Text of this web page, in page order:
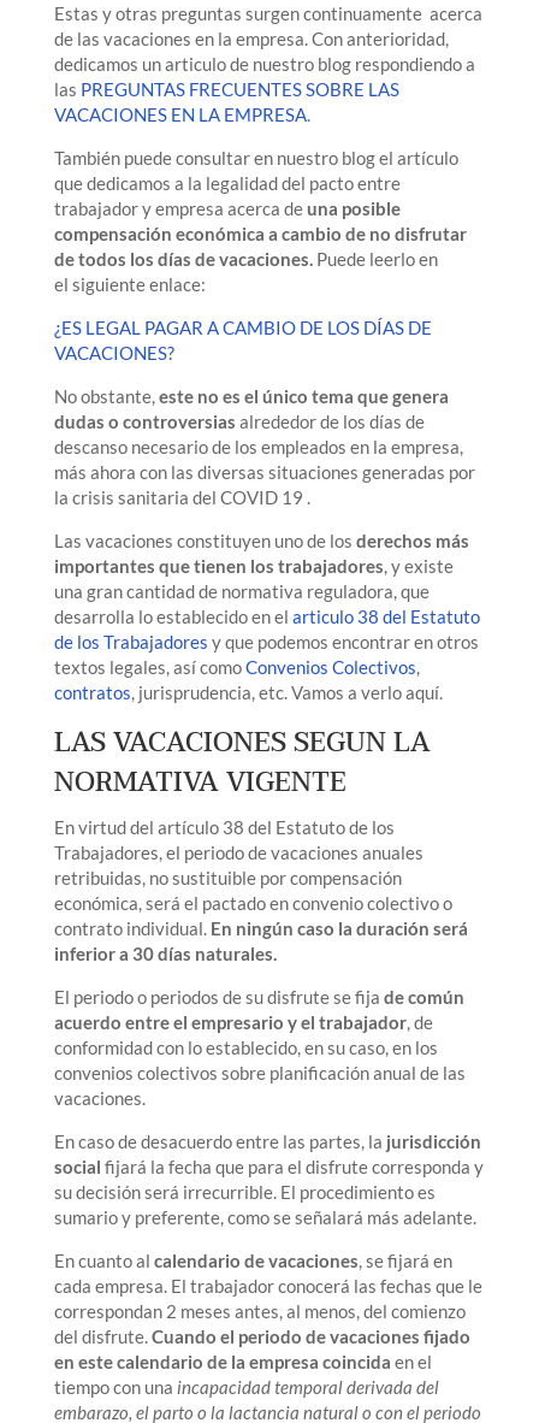
Estas y otras preguntas surgen continuamente acerca
de las vacaciones en la empresa. Con anterioridad,
dedicamos un articulo de nuestro blog respondiendo a
las PREGUNTAS FRECUENTES SOBRE LAS
VACACIONES EN LA EMPRESA.
También puede consultar en nuestro blog el artículo
que dedicamos a la legalidad del pacto entre
trabajador y empresa acerca deuna posible
compensación económica a cambio de no disfrutar
de todos los días de vacaciones. Puede leerlo en
el siguiente enlace:
¿ES LEGAL PAGAR A CAMBIO DE LOS DÍAS DE
VACACIONES?
No obstante,este no es el único tema que genera
dudas o controversias alrededor de los días de
descanso necesario de los empleados en la empresa,
más ahora con las diversas situaciones generadas por
la crisis sanitaria del COVID 19 .
Las vacaciones constituyen uno de los derechos más
importantes que tienen los trabajadores, y existe
una gran cantidad de normativa reguladora, que
desarrolla lo establecido en el articulo 38 del Estatuto
de los Trabajadores y que podemos encontrar en otros
textos legales, así comoConvenios Colectivos,
contratos, jurisprudencia, etc. Vamos a verlo aquí.
LAS VACACIONES SEGUN LA
NORMATIVA VIGENTE
En virtud del artículo 38 del Estatuto de los
Trabajadores, el periodo de vacaciones anuales
retribuidas, no sustituible por compensación
económica, será el pactado en convenio colectivo o
contrato individual. En ningún caso la duración será
inferior a 30 días naturales.
El periodo o periodos de su disfrute se fija de común
acuerdo entre el empresario y el trabajador, de
conformidad con lo establecido, en su caso, en los
convenios colectivos sobre planificación anual de las
vacaciones.
En caso de desacuerdo entre las partes, la jurisdicción
social fijará la fecha que para el disfrute corresponda y
su decisión será irrecurrible. El procedimiento es
sumario y preferente, como se señalará más adelante.
En cuanto al calendario de vacaciones, se fijará en
cada empresa. El trabajador conocerá las fechas que le
correspondan 2 meses antes, al menos, del comienzo
del disfrute.Cuando el periodo de vacaciones fijado
en este calendario de la empresa coincida en el
tiempo con una incapacidad temporal derivada del
embarazo, el parto o la lactancia natural o con el periodo